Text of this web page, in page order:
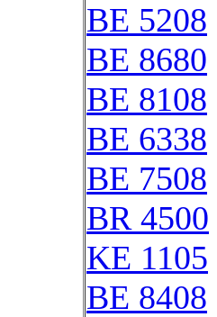
BE 5208
BE 8680
BE 8108
BE 6338
BE 7508
BR 4500
KE 1105
BE 8408